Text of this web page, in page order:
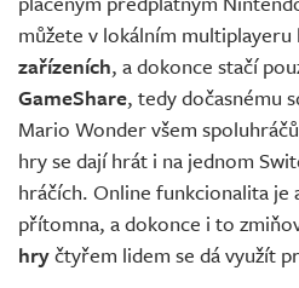
můžete v lokálním multiplayeru
zařízeních, a dokonce stačí
GameShare, tedy dočasnému
Mario Wonder všem
hry se dají hrát i na jednom
hráčích. Online funkcionalita je
přítomna, a dokonce i to
hryčtyřem lidem se dá využít